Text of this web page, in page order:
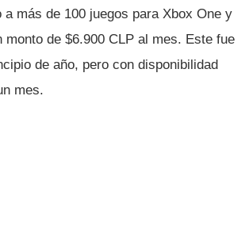
más de 100 juegos para Xbox One y
monto de $6.900 CLP al mes. Este fue
de año, pero con disponibilidad
mes.